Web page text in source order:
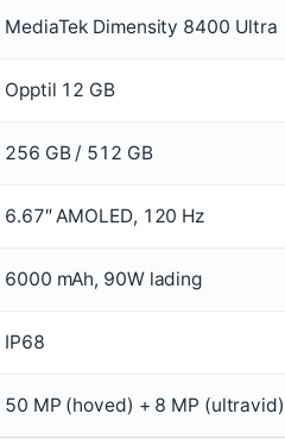
MediaTek Dimensity 8400 Ultra
Opptil 12 GB
256 GB / 512 GB
6.67″ AMOLED, 120 Hz
6000 mAh, 90W lading
IP68
50 MP (hoved) + 8 MP (ultravid)